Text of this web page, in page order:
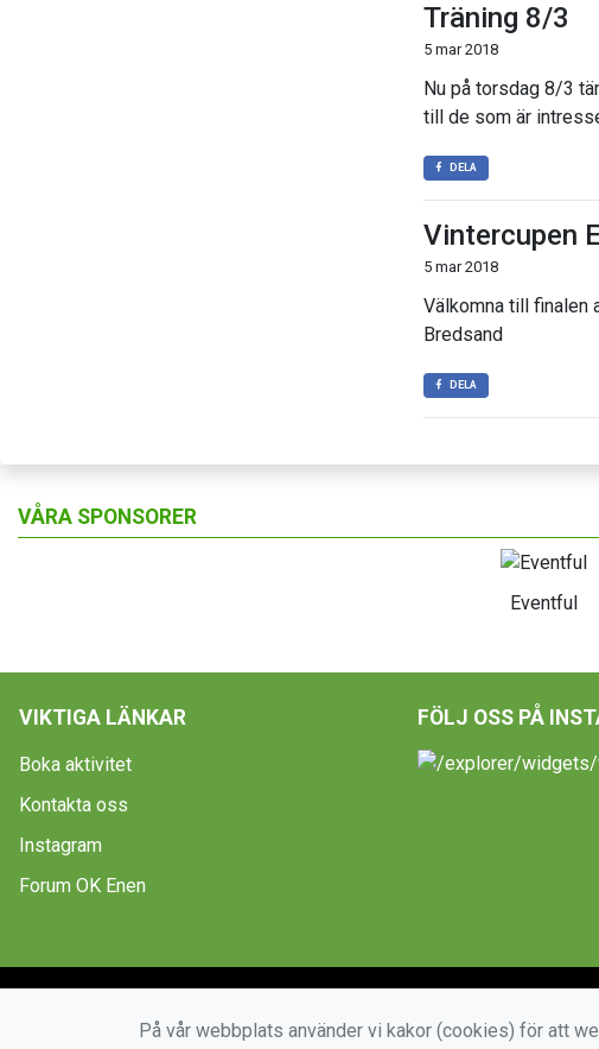
Träning 8/3
5 mar 2018
Nu på torsdag 8/3
till de som är
DELA
Vintercupen
5 mar 2018
Välkomna till finalen
Bredsand
DELA
VÅRA SPONSORER
Eventful
VIKTIGA LÄNKAR
Boka aktivitet
Kontakta oss
Instagram
Forum OK Enen
FÖLJ OSS PÅ
På vår webbplats använder vi kakor (cookies) för att